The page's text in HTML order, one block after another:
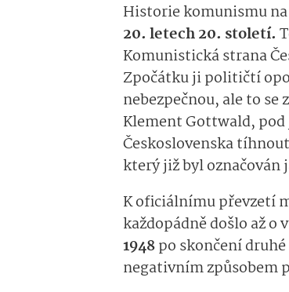
Historie komunismu
20. letech 20. století.
Komunistická strana
Zpočátku ji političtí
nebezpečnou, ale to se
Klement Gottwald,
Československa
který již byl označován
K oficiálnímu převzetí
každopádně došlo až o
1948po skončení
negativním způsobem